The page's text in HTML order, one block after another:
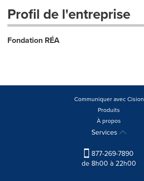
Profil de l'entreprise
Fondation RÉA
Communiquer avec Cision
Produits
À propos
Services
877-269-7890
de 8h00 à 22h00